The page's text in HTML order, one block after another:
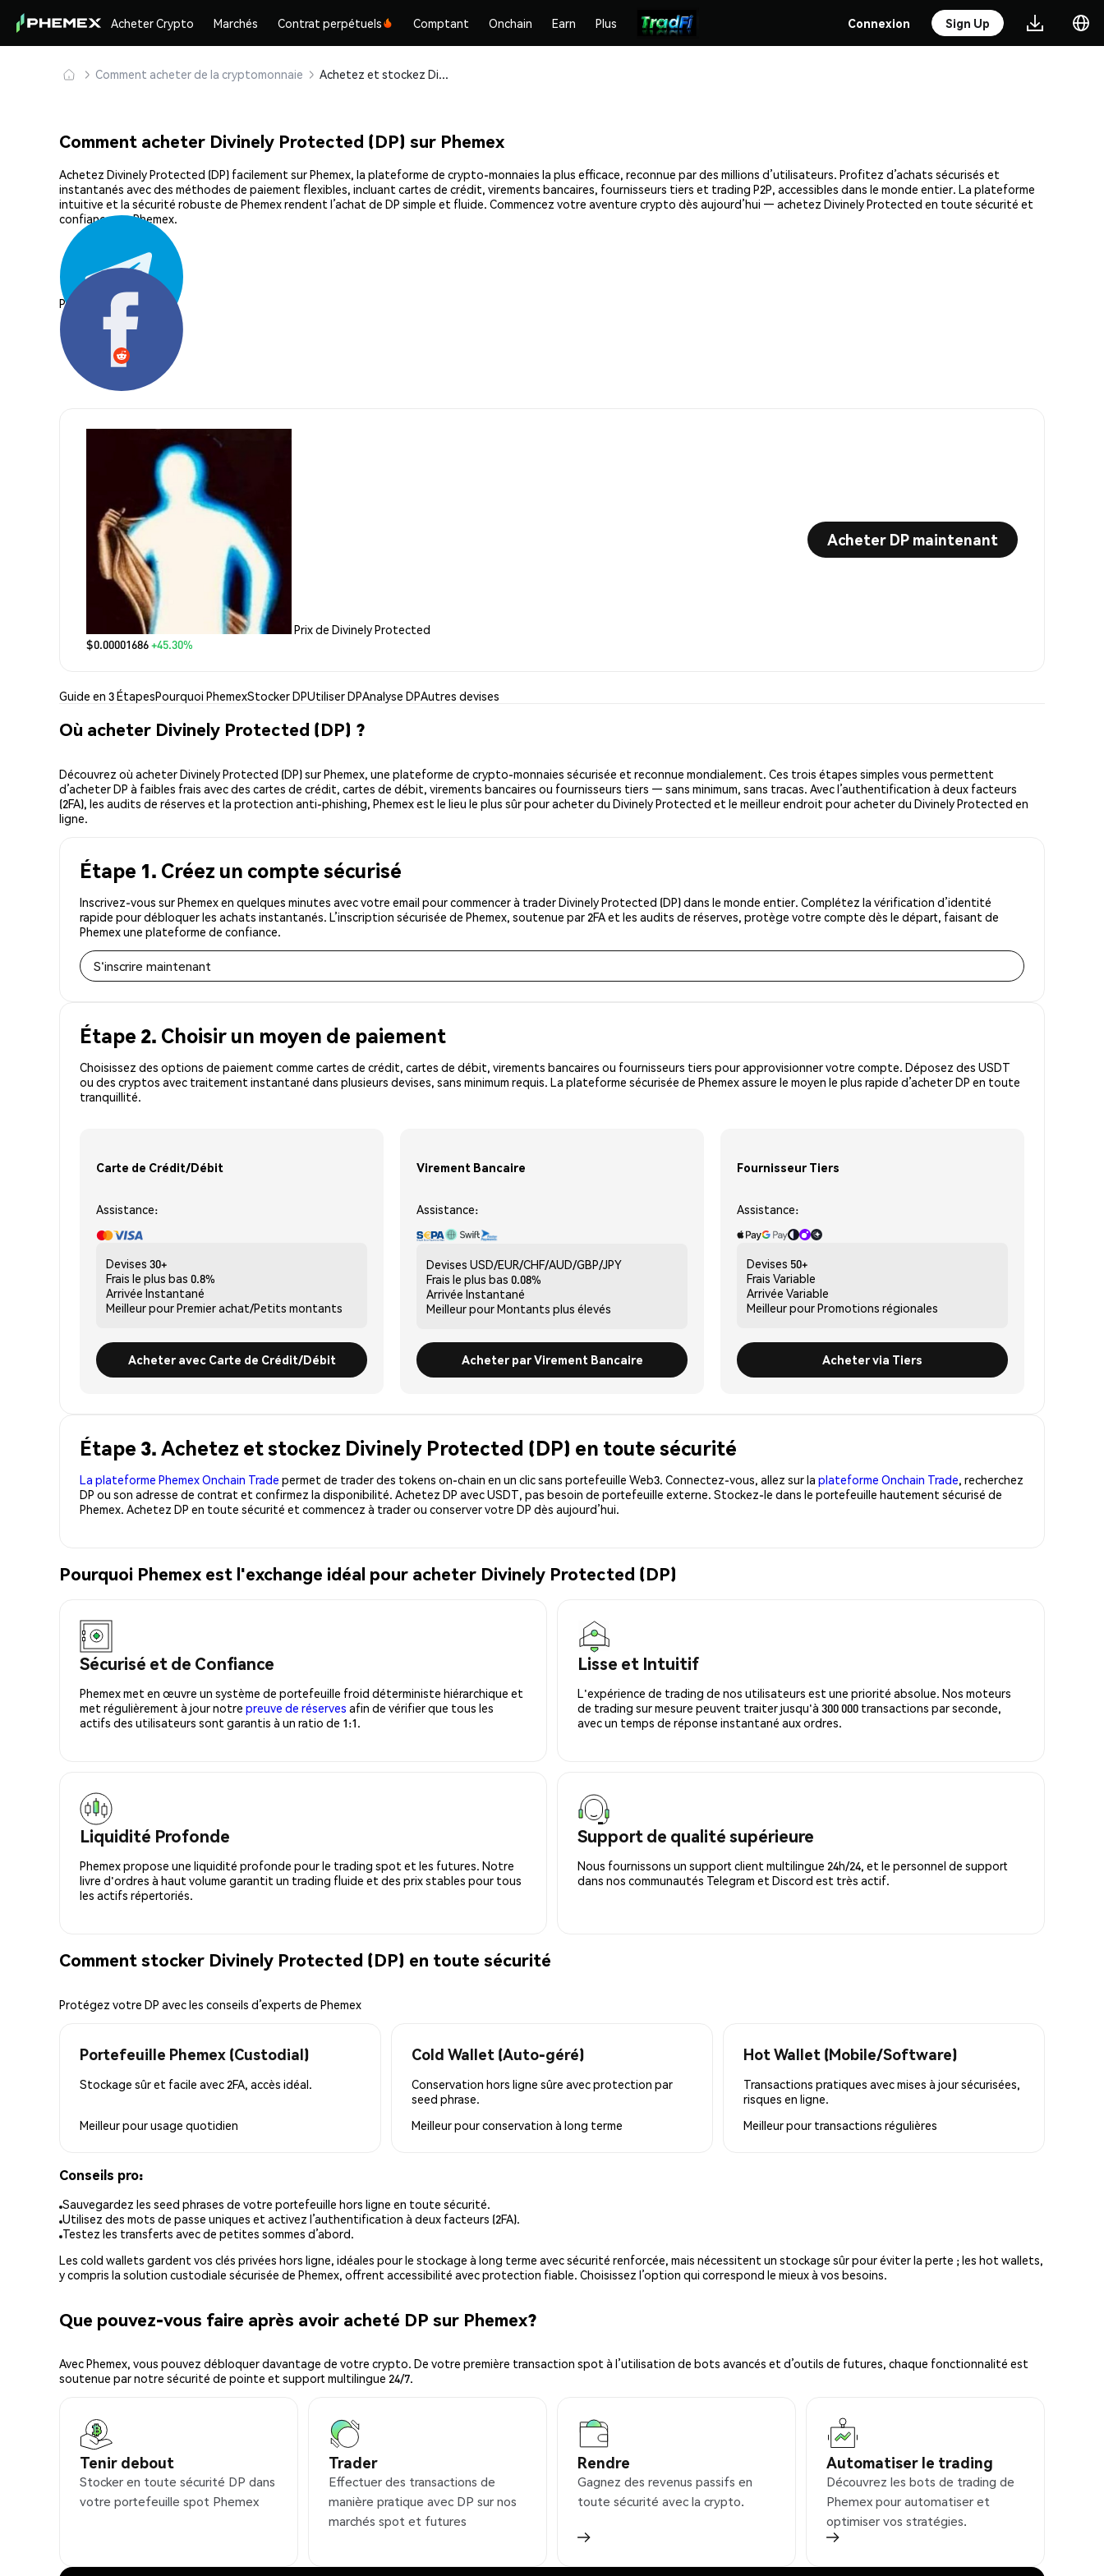
Acheter Crypto Marchés Contrat perpétuels Comptant Onchain Earn Plus Connexion Sign Up
Comment acheter de la cryptomonnaie Achetez et stockez Divinely Protected (DP) en toute sécurité
Comment acheter Divinely Protected (DP) sur Phemex
Achetez Divinely Protected (DP) facilement sur Phemex, la plateforme de crypto-monnaies la plus efficace, reconnue par des millions d’utilisateurs. Profitez d’achats sécurisés et
instantanés avec des méthodes de paiement flexibles, incluant cartes de crédit, virements bancaires, fournisseurs tiers et trading P2P, accessibles dans le monde entier. La plateforme
intuitive et la sécurité robuste de Phemex rendent l’achat de DP simple et fluide. Commencez votre aventure crypto dès aujourd’hui — achetez Divinely Protected en toute sécurité et
confiance sur Phemex.
Partager:
Prix de Divinely Protected
$0.00001686+45.30%
Acheter DP maintenant
Guide en 3 ÉtapesPourquoi PhemexStocker DPUtiliser DPAnalyse DPAutres devises
Où acheter Divinely Protected (DP) ?
Découvrez où acheter Divinely Protected (DP) sur Phemex, une plateforme de crypto-monnaies sécurisée et reconnue mondialement. Ces trois étapes simples vous permettent
d’acheter DP à faibles frais avec des cartes de crédit, cartes de débit, virements bancaires ou fournisseurs tiers — sans minimum, sans tracas. Avec l’authentification à deux facteurs
(2FA), les audits de réserves et la protection anti-phishing, Phemex est le lieu le plus sûr pour acheter du Divinely Protected et le meilleur endroit pour acheter du Divinely Protected en
ligne.
Étape 1. Créez un compte sécurisé
Inscrivez-vous sur Phemex en quelques minutes avec votre email pour commencer à trader Divinely Protected (DP) dans le monde entier. Complétez la vérification d’identité
rapide pour débloquer les achats instantanés. L’inscription sécurisée de Phemex, soutenue par 2FA et les audits de réserves, protège votre compte dès le départ, faisant de
Phemex une plateforme de confiance.
S'inscrire maintenant
Étape 2. Choisir un moyen de paiement
Choisissez des options de paiement comme cartes de crédit, cartes de débit, virements bancaires ou fournisseurs tiers pour approvisionner votre compte. Déposez des USDT
ou des cryptos avec traitement instantané dans plusieurs devises, sans minimum requis. La plateforme sécurisée de Phemex assure le moyen le plus rapide d’acheter DP en toute
tranquillité.
Carte de Crédit/Débit
Assistance:
Devises 30+
Frais le plus bas 0.8%
Arrivée Instantané
Meilleur pourPremier achat/Petits montants
Acheter avec Carte de Crédit/Débit
Virement Bancaire
Assistance:
Devises USD/EUR/CHF/AUD/GBP/JPY
Frais le plus bas 0.08%
Arrivée Instantané
Meilleur pourMontants plus élevés
Acheter par Virement Bancaire
Fournisseur Tiers
Assistance:
Devises 50+
Frais Variable
Arrivée Variable
Meilleur pourPromotions régionales
Acheter via Tiers
Étape 3. Achetez et stockez Divinely Protected (DP) en toute sécurité
La plateforme Phemex Onchain Trade permet de trader des tokens on-chain en un clic sans portefeuille Web3. Connectez-vous, allez sur la plateforme Onchain Trade, recherchez
DP ou son adresse de contrat et confirmez la disponibilité. Achetez DP avec USDT, pas besoin de portefeuille externe. Stockez-le dans le portefeuille hautement sécurisé de
Phemex. Achetez DP en toute sécurité et commencez à trader ou conserver votre DP dès aujourd’hui.
Pourquoi Phemex est l'exchange idéal pour acheter Divinely Protected (DP)
Sécurisé et de Confiance
Phemex met en œuvre un système de portefeuille froid déterministe hiérarchique et
met régulièrement à jour notre preuve de réserves afin de vérifier que tous les
actifs des utilisateurs sont garantis à un ratio de 1:1.
Lisse et Intuitif
L'expérience de trading de nos utilisateurs est une priorité absolue. Nos moteurs
de trading sur mesure peuvent traiter jusqu'à 300 000 transactions par seconde,
avec un temps de réponse instantané aux ordres.
Liquidité Profonde
Phemex propose une liquidité profonde pour le trading spot et les futures. Notre
livre d'ordres à haut volume garantit un trading fluide et des prix stables pour tous
les actifs répertoriés.
Support de qualité supérieure
Nous fournissons un support client multilingue 24h/24, et le personnel de support
dans nos communautés Telegram et Discord est très actif.
Comment stocker Divinely Protected (DP) en toute sécurité
Protégez votre DP avec les conseils d’experts de Phemex
Portefeuille Phemex (Custodial)
Stockage sûr et facile avec 2FA, accès idéal.
Meilleur pourusage quotidien
Cold Wallet (Auto-géré)
Conservation hors ligne sûre avec protection par
seed phrase.
Meilleur pourconservation à long terme
Hot Wallet (Mobile/Software)
Transactions pratiques avec mises à jour sécurisées,
risques en ligne.
Meilleur pour transactions régulières
Conseils pro:
Sauvegardez les seed phrases de votre portefeuille hors ligne en toute sécurité.
Utilisez des mots de passe uniques et activez l’authentification à deux facteurs (2FA).
Testez les transferts avec de petites sommes d’abord.
Les cold wallets gardent vos clés privées hors ligne, idéales pour le stockage à long terme avec sécurité renforcée, mais nécessitent un stockage sûr pour éviter la perte ; les hot wallets,
y compris la solution custodiale sécurisée de Phemex, offrent accessibilité avec protection fiable. Choisissez l’option qui correspond le mieux à vos besoins.
Que pouvez-vous faire après avoir acheté DP sur Phemex?
Avec Phemex, vous pouvez débloquer davantage de votre crypto. De votre première transaction spot à l’utilisation de bots avancés et d’outils de futures, chaque fonctionnalité est
soutenue par notre sécurité de pointe et support multilingue 24/7.
Tenir debout
Stocker en toute sécurité DP dans
votre portefeuille spot Phemex
Trader
Effectuer des transactions de
manière pratique avec DP sur nos
marchés spot et futures
Rendre
Gagnez des revenus passifs en
toute sécurité avec la crypto.
Automatiser le trading
Découvrez les bots de trading de
Phemex pour automatiser et
optimiser vos stratégies.